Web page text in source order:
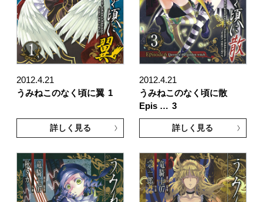
2012.4.21
うみねこのなく頃に翼 1
詳しく見る
2012.4.21
うみねこのなく頃に散
Epis … 3
詳しく見る